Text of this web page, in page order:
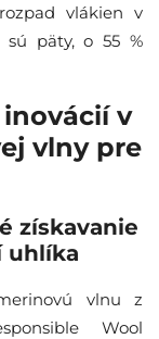
vlákien v
sú päty, o 55 %
v
vlny pre
získavanie
uhlíka
vlnu z
Wool